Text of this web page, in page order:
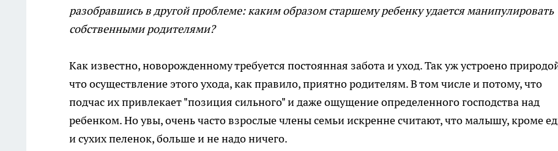
разобравшись вдругой проблеме: каким образом старшему ребенкуудается манипулировать
собственными родителями?
Как известно, новорожденному требуется постоянная забота и уход. Так уж устроено
что осуществление этого ухода, какправило, приятно родителям. В том числе и потому,что
подчас их привлекает "позиция сильного"и даже ощущение определенного господства над
ребенком. Но увы, очень часто взрослые членысемьи искренне считают, что малышу, кроме
исухих пеленок, больше и не надо ничего.